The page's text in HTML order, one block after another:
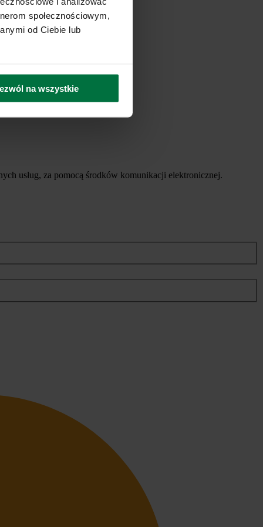
społecznościowym,
od Ciebie lub
na wszystkie
usług, za pomocą środków komunikacji elektronicznej.